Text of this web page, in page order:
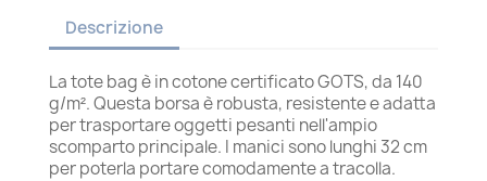
Descrizione
La tote bag è in cotone certificato GOTS, da 140
g/m². Questa borsa è robusta, resistente e adatta
per trasportare oggetti pesanti nell'ampio
scomparto principale. I manici sono lunghi 32 cm
per poterla portare comodamente a tracolla.